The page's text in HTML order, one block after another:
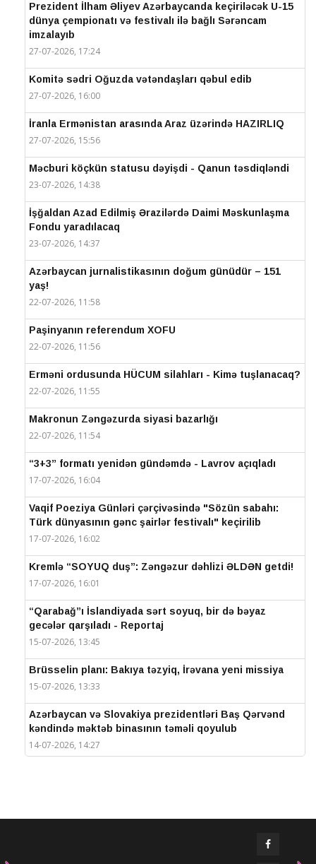
Prezident İlham Əliyev Azərbaycanda keçiriləcək U-15
dünya çempionatı və festivalı ilə bağlı Sərəncam
imzalayıb
27-07-2026, 17:24
Komitə sədri Oğuzda vətəndaşları qəbul edib
27-07-2026, 16:00
İranla Ermənistan arasında Araz üzərində HAZIRLIQ
27-07-2026, 15:56
Məcburi köçkün statusu dəyişdi - Qanun təsdiqləndi
23-07-2026, 14:38
İşğaldan Azad Edilmiş Ərazilərdə Daimi Məskunlaşma
Fondu yaradılacaq
23-07-2026, 14:37
Azərbaycan jurnalistikasının doğum günüdür – 151
yaş!
22-07-2026, 11:58
Paşinyanın referendum XOFU
22-07-2026, 11:56
Erməni ordusunda HÜCUM silahları - Kimə tuşlanacaq?
22-07-2026, 11:55
Makronun Zəngəzurda siyasi bazarlığı
22-07-2026, 11:54
“3+3” formatı yenidən gündəmdə - Lavrov açıqladı
17-07-2026, 16:04
Vaqif Poeziya Günləri çərçivəsində "Sözün sabahı:
Türk dünyasının gənc şairlər festivalı" keçirilib
17-07-2026, 16:02
Kremlə “SOYUQ duş”: Zəngəzur dəhlizi ƏLDƏN getdi!
17-07-2026, 16:01
“Qarabağ”ı İslandiyada sərt soyuq, bir də bəyaz
gecələr qarşıladı - Reportaj
15-07-2026, 13:45
Brüsselin planı: Bakıya təzyiq, İrəvana yeni missiya
15-07-2026, 13:33
Azərbaycan və Slovakiya prezidentləri Baş Qərvənd
kəndində məktəb binasının təməli qoyulub
14-07-2026, 14:27
Prezidentlər Şuşada mətbuata bəyanatlarla çıxış